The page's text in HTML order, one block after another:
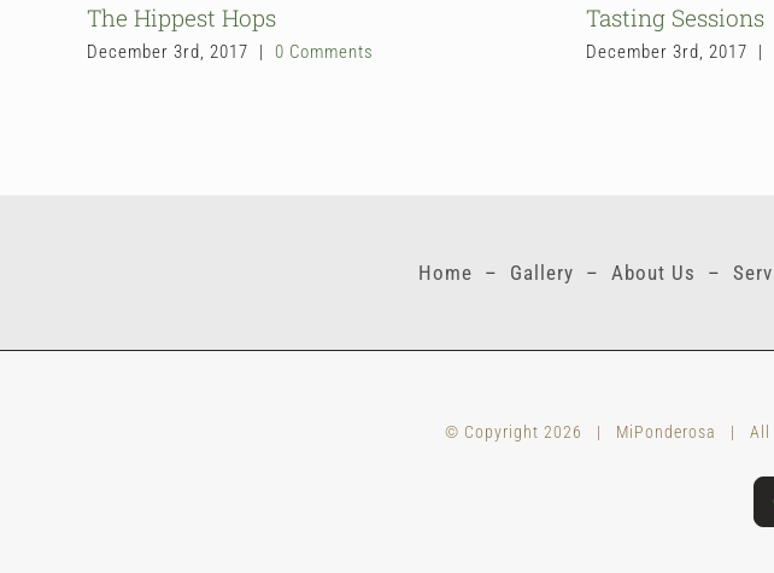
The Hippest Hops
December 3rd, 2017 | 0 Comments
Tasting Sessions
December 3rd, 2017 |
Home – Gallery – About Us –
© Copyright 2026 | MiPonderosa | All